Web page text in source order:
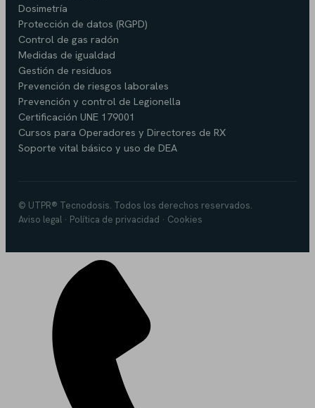
Dosimetría
Protección de datos (RGPD)
Control de gas radón
Medidas de igualdad
Gestión de residuos
Prevención de riesgos laborales
Prevención y control de Legionella
Certificación UNE 179001
Cursos para Operadores y Directores de RX
Soporte vital básico y uso de DEA
© UTPR® Tecnodosis. Todos los derechos reservados.
Aviso legal · Política de privacidad · Cookies